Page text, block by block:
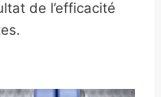
de l’efficacité